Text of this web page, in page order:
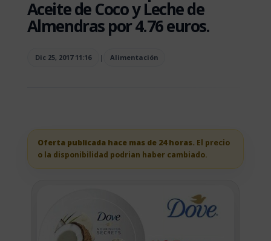
Aceite de Coco y Leche de
Almendras por 4.76 euros.
Dic 25, 2017 11:16 | Alimentación
Oferta publicada hace mas de 24 horas. El precio
o la disponibilidad podrian haber cambiado.